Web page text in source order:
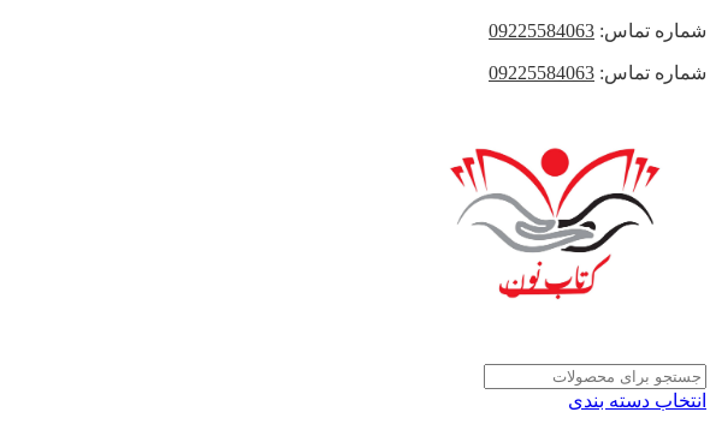
شماره تماس: 09225584063
شماره تماس: 09225584063
انتخاب دسته بندی